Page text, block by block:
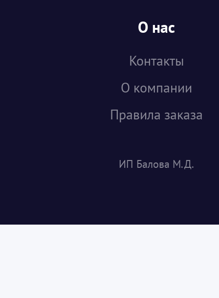
О нас
Контакты
О компании
Правила заказа
ИП Балова М.Д.